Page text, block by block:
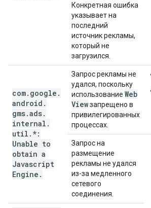
Конкретная ошибка
указывает на
последний
источник рекламы,
который не
загрузился.
com. google .
android .
gms.ads.
internal .
util . *:
Unable to
obtain a
Javascript
Engine .
Запрос рекламы не
удался, поскольку
использование Web
Viewзапрещено в
привилегированных
процессах.
Запрос на
размещение
рекламы не удался
из-за медленного
сетевого
соединения.